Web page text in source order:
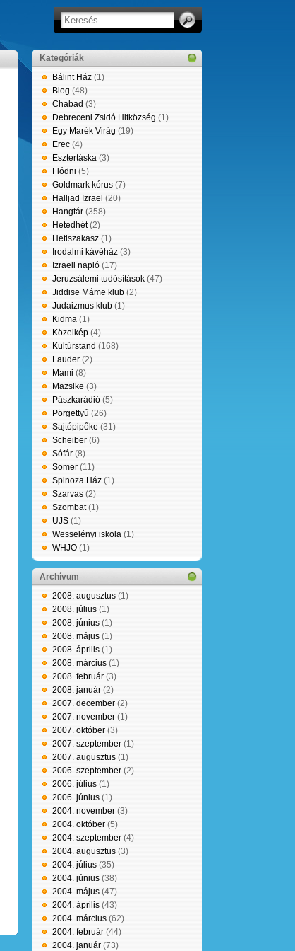
Kategóriák
Bálint Ház (1)
Blog (48)
Chabad (3)
Debreceni Zsidó Hitközség (1)
Egy Marék Virág (19)
Erec (4)
Esztertáska (3)
Flódni (5)
Goldmark kórus (7)
Halljad Izrael (20)
Hangtár (358)
Hetedhét(2)
Hetiszakasz (1)
Irodalmi kávéház (3)
Izraeli napló (17)
Jeruzsálemi tudósítások (47)
Jiddise Máme klub (2)
Judaizmus klub (1)
Kidma (1)
Közelkép (4)
Kultúrstand (168)
Lauder (2)
Mami (8)
Mazsike (3)
Pászkarádió (5)
Pörgettyű (26)
Sajtópipőke (31)
Scheiber (6)
Sófár (8)
Somer (11)
Spinoza Ház (1)
Szarvas (2)
Szombat(1)
UJS (1)
Wesselényi iskola (1)
WHJO (1)
Archívum
2008. augusztus (1)
2008. július (1)
2008. június (1)
2008. május (1)
2008. április (1)
2008. március (1)
2008. február (3)
2008. január (2)
2007. december (2)
2007. november (1)
2007. október (3)
2007. szeptember (1)
2007. augusztus (1)
2006. szeptember (2)
2006. július (1)
2006. június (1)
2004. november (3)
2004. október (5)
2004. szeptember (4)
2004. augusztus (3)
2004. július (35)
2004. június (38)
2004. május (47)
2004. április (43)
2004. március (62)
2004. február (44)
2004. január (73)